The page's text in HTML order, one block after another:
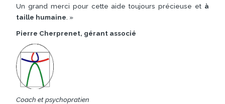
Un grand merci pour cette aide toujours précieuse et à
taille humaine . »
Pierre Cherprenet, gérant associé
Coach et psychopratien